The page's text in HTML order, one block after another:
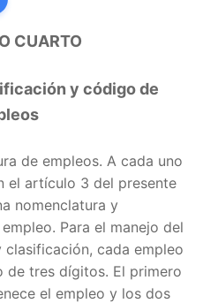
CUARTO
y código de
de empleos. A cada uno
el artículo 3 del presente
nomenclatura y
Para el manejo del
cada empleo
de tres dígitos. El primero
el empleo y los dos